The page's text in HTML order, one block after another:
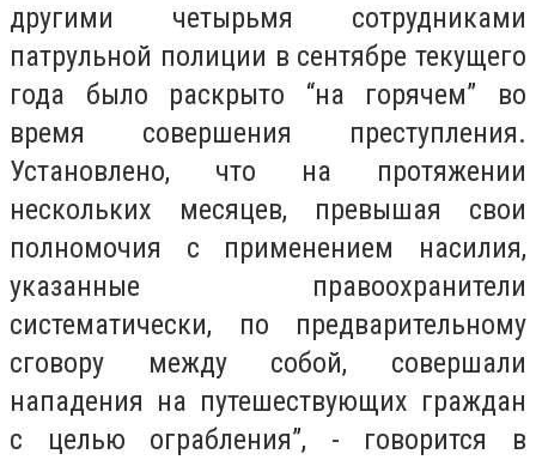
другими четырьмя сотрудниками
патрульной полиции в сентябре текущего
года было раскрыто “на горячем” во
время совершения преступления.
Установлено, что на протяжении
нескольких месяцев, превышая свои
полномочия с применением насилия,
указанные правоохранители
систематически, по предварительному
сговору между собой, совершали
нападения на путешествующих граждан
с целью ограбления”, - говорится в